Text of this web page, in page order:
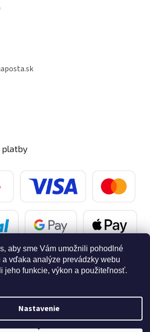
aby sme Vám umožnili pohodlné
vďaka analýze prevádzky webu
jeho funkcie, výkon a použiteľnosť.
Nastavenie
platby
Vytvoril Shoptet
. Všetky práva vyhradené.